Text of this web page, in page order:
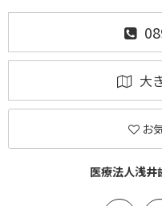
大
お
医療法人浅井